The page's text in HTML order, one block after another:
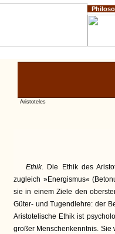
Aristoteles
Ethik. Die Ethik des
zugleich »Energismus«
sie in einem Ziele den
Güter- und Tugendlehre: der
Aristotelische Ethik ist
großer Menschenkenntnis. Sie